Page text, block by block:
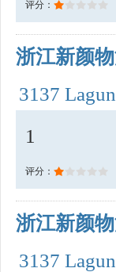
评分：
浙江新颜
3137
1
评分：
浙江新颜
3137